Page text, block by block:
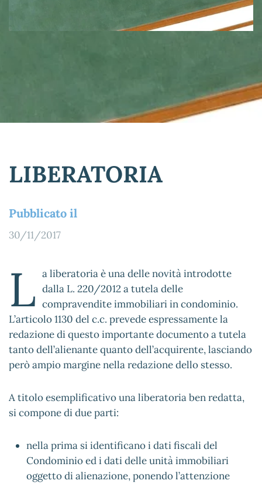
LIBERATORIA
Pubblicato il
30/11/2017
L a liberatoria è una delle novità introdotte
dalla L. 220/2012 a tutela delle
compravendite immobiliari in condominio.
L’articolo 1130 del c.c. prevede espressamente la
redazione di questo importante documento a tutela
tanto dell’alienante quanto dell’acquirente, lasciando
però ampio margine nella redazione dello stesso.
A titolo esemplificativo una liberatoria ben redatta,
si compone di due parti:
nella prima si identificano i dati fiscali del
Condominio ed i dati delle unità immobiliari
oggetto di alienazione, ponendo l’attenzione